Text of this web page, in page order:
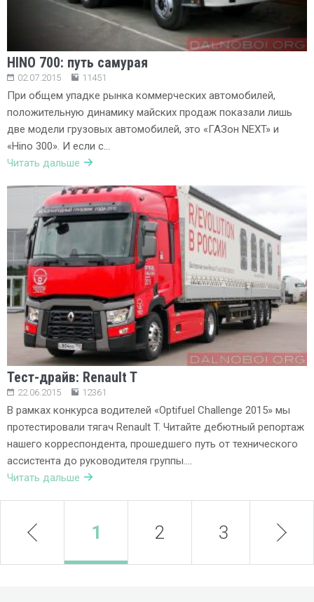
HINO 700: путь самурая
02.07.2015 11451
При общем упадке рынка коммерческих автомобилей,
положительную динамику майских продаж показали лишь
две модели грузовых автомобилей, это «ГАЗон NEXT» и
«Hino 300». И если с…
Читать дальше
Тест-драйв: Renault T
22.06.2015 12361
В рамках конкурса водителей «Optifuel Challenge 2015» мы
протестировали тягач Renault T. Читайте дебютный репортаж
нашего корреспондента, прошедшего путь от технического
ассистента до руководителя группы….
Читать дальше
prev 1 2 3 4
next